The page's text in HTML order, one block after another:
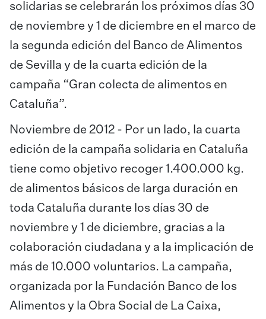
solidarias se celebrarán los próximos días 30
de noviembre y 1 de diciembre en el marco de
la segunda edición del Banco de Alimentos
de Sevilla y de la cuarta edición de la
campaña “Gran colecta de alimentos en
Cataluña”.
Noviembre de 2012 - Por un lado, la cuarta
edición de la campaña solidaria en Cataluña
tiene como objetivo recoger 1.400.000 kg.
de alimentos básicos de larga duración en
toda Cataluña durante los días 30 de
noviembre y 1 de diciembre, gracias a la
colaboración ciudadana y a la implicación de
más de 10.000 voluntarios. La campaña,
organizada por la Fundación Banco de los
Alimentos y la Obra Social de La Caixa,